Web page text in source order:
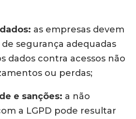
as empresas devem
segurança adequadas
dados contra acessos não
ou perdas;
e sanções: a não
a LGPD pode resultar